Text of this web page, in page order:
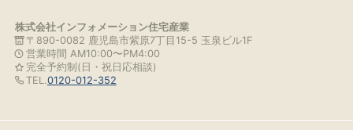
株式会社インフォメーション住宅産業
〒890-0082 鹿児島市紫原7丁目15-5 玉泉ビル1F
営業時間 AM10:00〜PM4:00
完全予約制(日・祝日応相談)
TEL.0120-012-352